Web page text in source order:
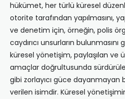
hükümet, her türlü küresel
otorite tarafından yapılmasını,
ve denetim için, örneğin, polis
caydırıcı unsurların
küresel yönetişim, paylaşılan ve
amaçlar doğrultusunda
gibi zorlayıcı güce dayanmayan
verilen isimdir. Küresel